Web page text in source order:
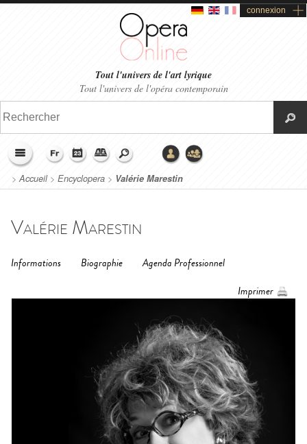
connexion
Tout l'univers de l'art lyrique
Tout l'univers de l'opéra contemporain
>Accueil> Encyclopera > Valérie Marestin
Valérie Marestin
Informations Biographie
Agenda Professionnel
Imprimer